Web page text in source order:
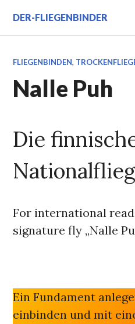
Inhalt
springen
DER-FLIEGENBINDER
FLIEGENBINDEN,
Nalle Puh
Die
For international
signature fly „Nalle
Ein Fundament
einbinden und mit